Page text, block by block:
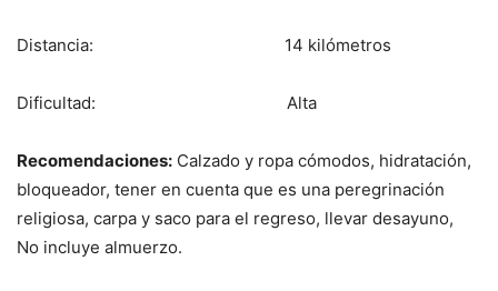
Distancia: 14 kilómetros
Dificultad: Alta
Recomendaciones: Calzado y ropa cómodos, hidratación,
bloqueador, tener en cuenta que es una peregrinación
religiosa, carpa y saco para el regreso, llevar desayuno,
No incluye almuerzo.